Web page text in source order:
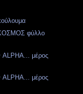
φύλλο
ALPHA... μέρος
ALPHA... μέρος